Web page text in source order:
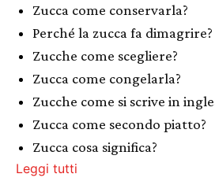
Zucca come conservarla?
Perché la zucca fa dimagrire?
Zucche come scegliere?
Zucca come congelarla?
Zucche come si scrive in
Zucca come secondo piatto?
Zucca cosa significa?
Leggi tutti